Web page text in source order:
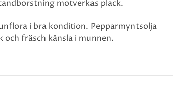
motverkas plack.
i bra kondition. Pepparmyntsolja
fräsch känsla i munnen.